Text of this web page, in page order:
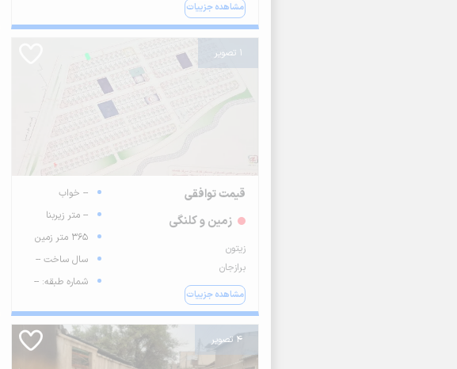
مشاهده جزییات
1 تصویر
قیمت توافقی
زمین و کلنگی
زیتون
برازجان
مشاهده جزییات
-- خواب
-- متر زیربنا
365 متر زمین
سال ساخت --
شماره طبقه: --
4 تصویر